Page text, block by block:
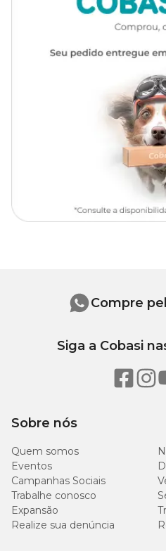
Característica
Dosagem 10ml
Sobre nós
Quem somos
Eventos
Campanhas Sociais
Trabalhe conosco
Expansão
Realize sua denúncia
Compre
Siga a Cobasi